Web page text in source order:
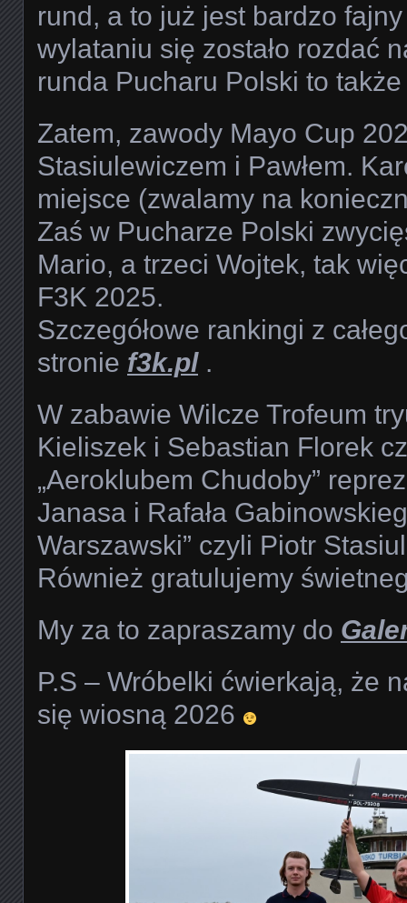
rund, a to już jest bardzo
wylataniu się zostało rozdać
runda Pucharu Polski to
Zatem, zawody Mayo Cup
Stasiulewiczem i Pawłem.
miejsce (zwalamy na
Zaś w Pucharze Polski
Mario, a trzeci Wojtek, tak
F3K 2025.
Szczegółowe rankingi z
stronie f3k.pl.
W zabawie Wilcze Trofeum
Kieliszek i Sebastian Florek
„Aeroklubem Chudoby”
Janasa i Rafała
Warszawski” czyli Piotr
Również gratulujemy
My za to zapraszamy do
P.S – Wróbelki ćwierkają, że
się wiosną 2026